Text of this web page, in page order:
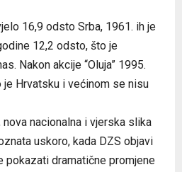
16,9 odsto Srba, 1961. ih je
12,2 odsto, što je
Nakon akcije “Oluja” 1995.
Hrvatsku i većinom se nisu
nova nacionalna i vjerska slika
uskoro, kada DZS objavi
pokazati dramatične promjene